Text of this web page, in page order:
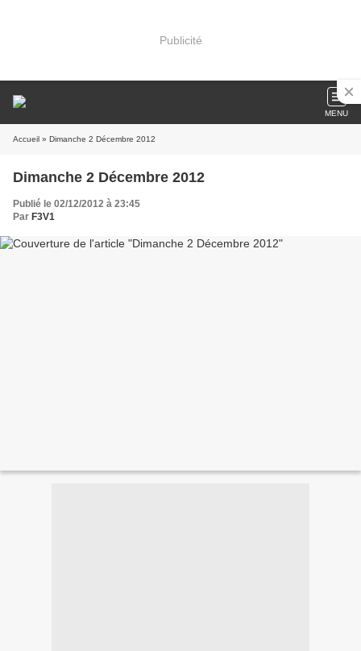
Publicité
MENU
Accueil » Dimanche 2 Décembre 2012
Dimanche 2 Décembre 2012
Publié le 02/12/2012 à 23:45
Par F3V1